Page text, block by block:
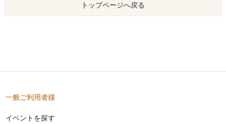
トップページへ戻る
一般ご利用者様
イベントを探す